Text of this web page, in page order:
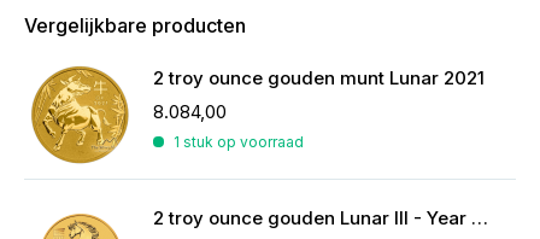
Vergelijkbare producten
2 troy ounce gouden munt Lunar 2021
8.084,00
1 stuk op voorraad
2 troy ounce gouden Lunar III - Year of the Horse 2026